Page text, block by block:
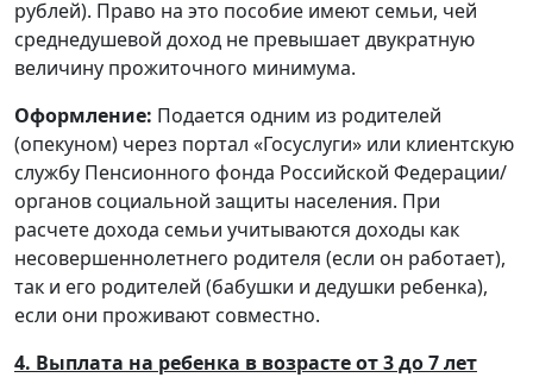
рублей). Право на это пособие имеют семьи, чей
среднедушевой доход не превышает двукратную
величину прожиточного минимума.
Оформление: Подается одним из родителей
(опекуном) через портал «Госуслуги» или клиентскую
службу Пенсионного фонда Российской Федерации/
органов социальной защиты населения. При
расчете дохода семьи учитываются доходы как
несовершеннолетнего родителя (если он работает),
так и его родителей (бабушки и дедушки ребенка),
если они проживают совместно.
4. Выплата на ребенка в возрасте от 3 до 7 лет